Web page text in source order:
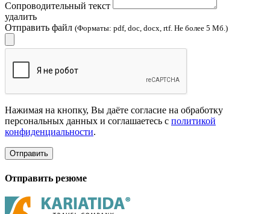
Сопроводительный текст
удалить
Отправить файл (Форматы: pdf, doc, docx, rtf. Не более 5 Мб.)
Нажимая на кнопку, Вы даёте согласие на обработку
персональных данных и соглашаетесь с политикой
конфиденциальности.
Отправить
Отправить резюме